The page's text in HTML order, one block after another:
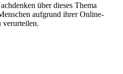
über dieses Thema
aufgrund ihrer Online-
verurteilen.